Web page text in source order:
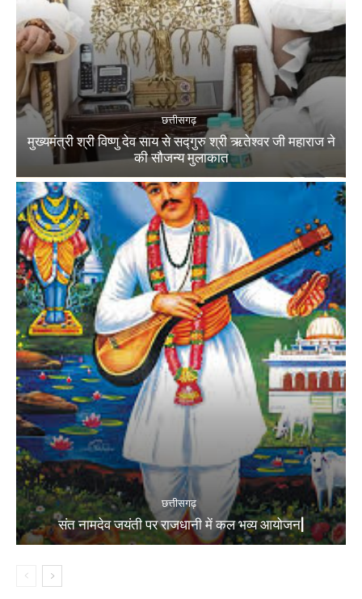
छत्तीसगढ़
मुख्यमंत्री श्री विष्णु देव साय से सद्गुरु श्री ऋतेश्वर जी महाराज ने
की सौजन्य मुलाकात
छत्तीसगढ़
संत नामदेव जयंती पर राजधानी में कल भव्य आयोजन|